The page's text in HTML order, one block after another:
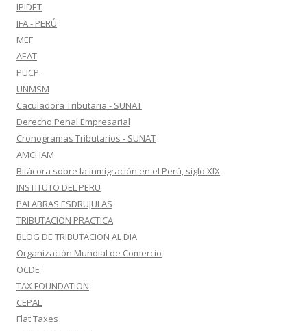
IPIDET
IFA - PERÚ
MEF
AEAT
PUCP
UNMSM
Caculadora Tributaria - SUNAT
Derecho Penal Empresarial
Cronogramas Tributarios - SUNAT
AMCHAM
Bitácora sobre la inmigración en el Perú, siglo XIX
INSTITUTO DEL PERU
PALABRAS ESDRUJULAS
TRIBUTACION PRACTICA
BLOG DE TRIBUTACION AL DIA
Organización Mundial de Comercio
OCDE
TAX FOUNDATION
CEPAL
Flat Taxes